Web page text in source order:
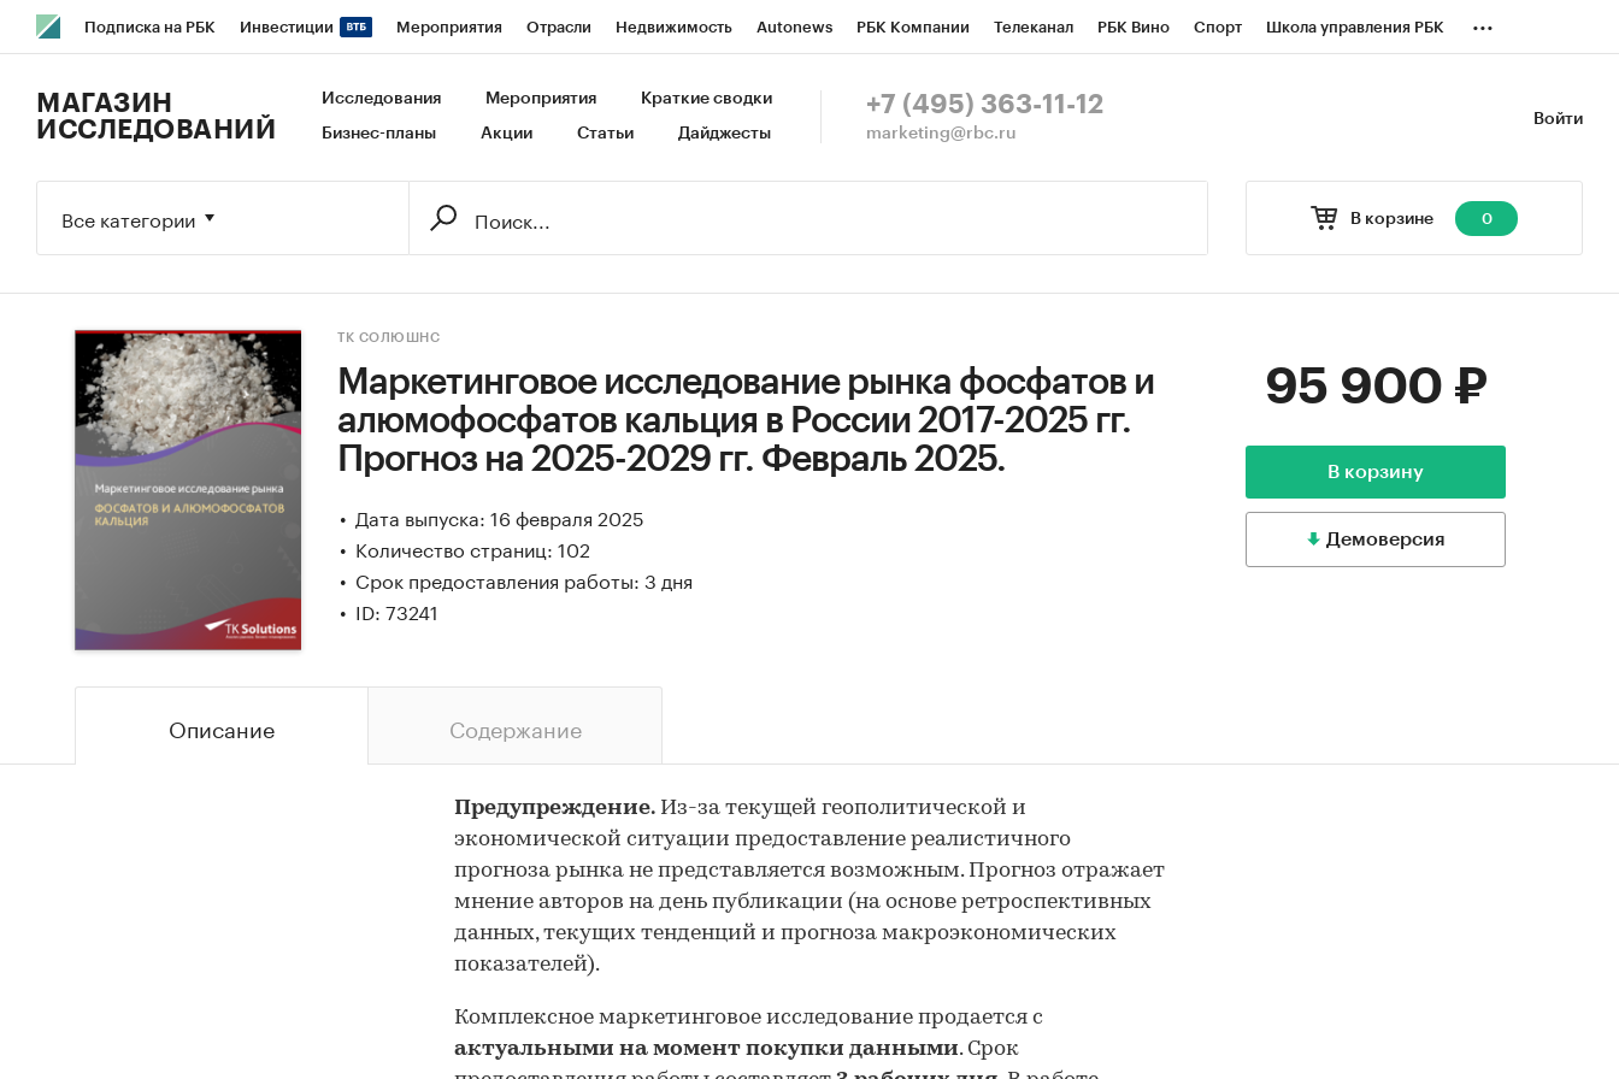
Подписка на РБК Инвестиции Мероприятия Отрасли Недвижимость Autonews РБК Компании Телеканал РБК Вино Спорт Школа управления РБК
Исследования Кредитные рейтинги Франшизы Газета Спецпроекты СПб Конференции СПб Спецпроекты
...
Войти
МАГАЗИН
ИССЛЕДОВАНИЙ
Исследования Мероприятия Краткие сводки
Бизнес-планы Акции Статьи Дайджесты
+7 (495) 363-11-12
marketing@rbc.ru
В корзине 0
Все категории
ТК СОЛЮШНС
Маркетинговое исследование рынка фосфатов и
алюмофосфатов кальция в России 2017-2025 гг.
Прогноз на 2025-2029 гг. Февраль 2025.
Дата выпуска: 16 февраля 2025
Количество страниц: 102
Срок предоставления работы: 3 дня
ID: 73241
95 900 ₽
В корзину
Демоверсия
Описание Содержание
Предупреждение. Из-за текущей геополитической и
экономической ситуации предоставление реалистичного
прогноза рынка не представляется возможным. Прогноз отражает
мнение авторов на день публикации (на основе ретроспективных
данных, текущих тенденций и прогноза макроэкономических
показателей).
Комплексное маркетинговое исследование продается с
актуальными на момент покупки данными. Срок